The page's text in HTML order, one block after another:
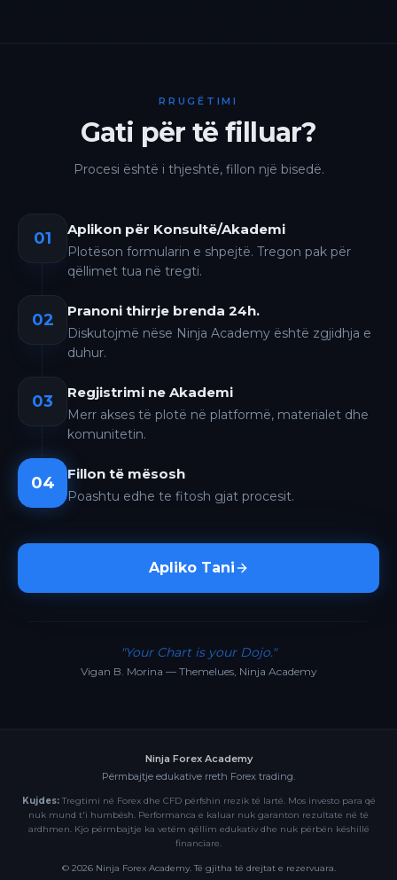
RRUGËTIMI
Gati për të filluar?
Procesi është i thjeshtë, fillon një bisedë.
01 Aplikon për Konsultë/Akademi
Plotëson formularin e shpejtë. Tregon pak për
qëllimet tua në tregti.
02 Pranoni thirrje brenda 24h.
Diskutojmë nëse Ninja Academy është zgjidhja e
duhur.
03 Regjistrimi ne Akademi
Merr akses të plotë në platformë, materialet dhe
komunitetin.
04 Fillon të mësosh
Poashtu edhe te fitosh gjat procesit.
Apliko Tani
"Your Chart is your Dojo."
Vigan B. Morina — Themelues, Ninja Academy
Ninja Forex Academy
Përmbajtje edukative rreth Forex trading.
Kujdes:Tregtimi në Forex dhe CFD përfshin rrezik të lartë. Mos investo para që
nuk mund t'i humbësh. Performanca e kaluar nuk garanton rezultate në të
ardhmen. Kjo përmbajtje ka vetëm qëllim edukativ dhe nuk përbën këshillë
financiare.
© 2026Ninja Forex Academy. Të gjitha të drejtat e rezervuara.